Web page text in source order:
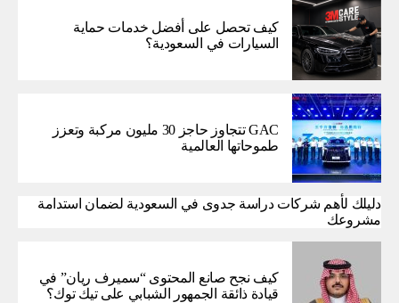
كيف تحصل على أفضل خدمات حماية
السيارات في السعودية؟
GAC تتجاوز حاجز 30 مليون مركبة وتعزز
طموحاتها العالمية
دليلك لأهم شركات دراسة جدوى في السعودية لضمان استدامة
مشروعك
كيف نجح صانع المحتوى “سميرف ريان” في
قيادة ذائقة الجمهور الشبابي على تيك توك؟